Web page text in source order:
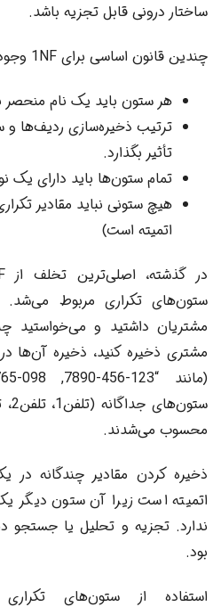
ساختار درونی قابل تجزیه باشد.
چندین قانون اساسی برای 1NF وجود دارد:
هر ستون باید یک نام منحصر
ترتیب ذخیره‌سازی ردیف‌ها و
تأثیر بگذارد.
تمام ستون‌ها باید دارای یک
هیچ ستونی نباید مقادیر
اتمیته است)
ستون‌های تکراری مربوط
مشتریان داشتید و می‌خواستید
مشتری ذخیره کنید، ذخیره
محسوب می‌شدند.
ذخیره کردن مقادیر چندگانه
اتمیته است زیرا آن ستون دیگر
ندارد. تجزیه و تحلیل یا جستجو
بود.